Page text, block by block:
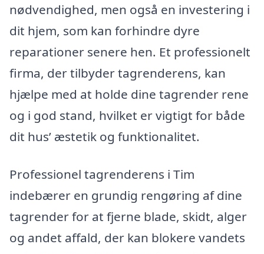
nødvendighed, men også en investering i
dit hjem, som kan forhindre dyre
reparationer senere hen. Et professionelt
firma, der tilbyder tagrenderens, kan
hjælpe med at holde dine tagrender rene
og i god stand, hvilket er vigtigt for både
dit hus’ æstetik og funktionalitet.
Professionel tagrenderens i Tim
indebærer en grundig rengøring af dine
tagrender for at fjerne blade, skidt, alger
og andet affald, der kan blokere vandets